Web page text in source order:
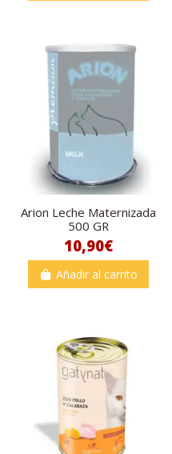
Arion Leche Maternizada
500 GR
10,90€
Añadir al carrito